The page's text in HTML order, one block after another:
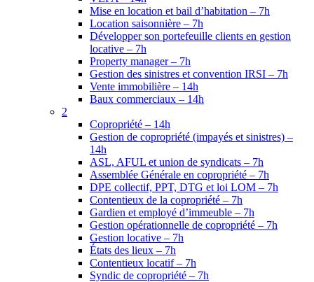
Mise en location et bail d’habitation – 7h
Location saisonnière – 7h
Développer son portefeuille clients en gestion
locative – 7h
Property manager – 7h
Gestion des sinistres et convention IRSI – 7h
Vente immobilière – 14h
Baux commerciaux – 14h
2
Copropriété – 14h
Gestion de copropriété (impayés et sinistres) –
14h
ASL, AFUL et union de syndicats – 7h
Assemblée Générale en copropriété – 7h
DPE collectif, PPT, DTG et loi LOM – 7h
Contentieux de la copropriété – 7h
Gardien et employé d’immeuble – 7h
Gestion opérationnelle de copropriété – 7h
Gestion locative – 7h
États des lieux – 7h
Contentieux locatif – 7h
Syndic de copropriété – 7h